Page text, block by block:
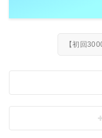
【初回